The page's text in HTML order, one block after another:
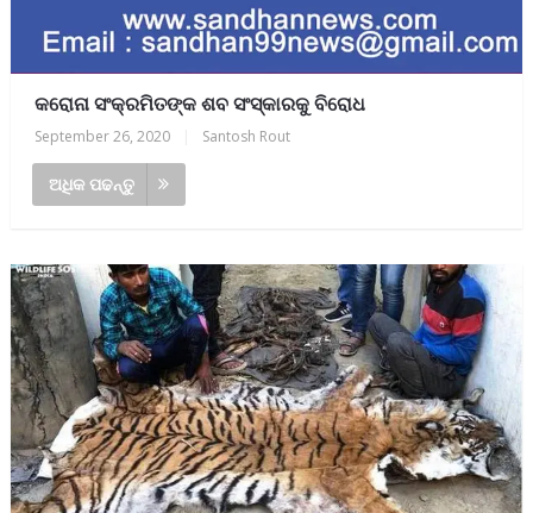
କରୋନା ସଂକ୍ରମିତଙ୍କ ଶବ ସଂସ୍କାରକୁ ବିରୋଧ
September 26, 2020 Santosh Rout
ଅଧିକ ପଢନ୍ତୁ